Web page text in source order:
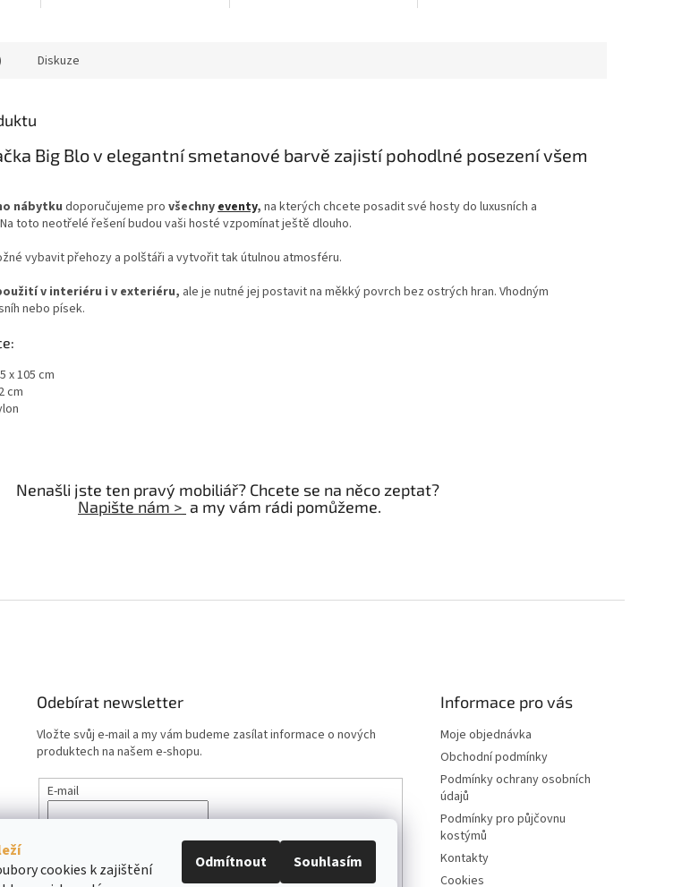
cookies k zajištění
Odmítnout Souhlasím
Diskuze
Big Blo v elegantní smetanové barvě zajistí pohodlné posezení všem
nábytku doporučujeme pro všechnyeventy, na kterých chcete posadit své hosty do luxusních a
toto neotřelé řešení budou vaši hosté vzpomínat ještě dlouho.
vybavit přehozy a polštáři a vytvořit tak útulnou atmosféru.
v interiéru i v exteriéru, ale je nutné jej postavit na měkký povrch bez ostrých hran. Vhodným
nebo písek.
x 105 cm
cm
Nenašli jste ten pravý mobiliář? Chcete se na něco zeptat?
Napište nám > a my vám rádi pomůžeme.
Odebírat newsletter
Vložte svůj e-mail a my vám budeme zasílat informace o nových
produktech na našem e-shopu.
E-mail
Informace pro vás
Moje objednávka
Obchodní podmínky
Podmínky ochrany osobních
údajů
Podmínky pro půjčovnu
kostýmů
Kontakty
Cookies